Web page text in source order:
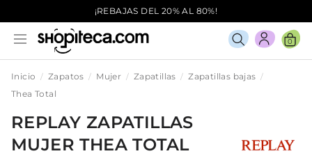
¡REBAJAS DEL 20% AL 80%!
0
Inicio Zapatos Mujer Zapatillas
Zapatillas bajas
Thea Total
REPLAY ZAPATILLAS
MUJERTHEA TOTAL